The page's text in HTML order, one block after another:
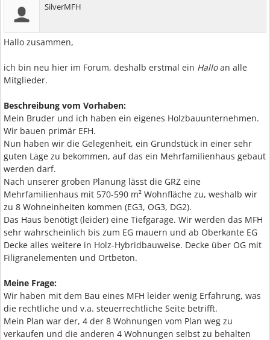
SilverMFH
Hallo zusammen,
ich bin neu hier im Forum, deshalb erstmal ein Halloan alle
Mitglieder.
Beschreibung vom Vorhaben:
Mein Bruder und ich haben ein eigenes Holzbauunternehmen.
Wir bauen primär EFH.
Nun haben wir die Gelegenheit, ein Grundstück in einer sehr
guten Lage zu bekommen, auf das ein Mehrfamilienhaus gebaut
werden darf.
Nach unserer groben Planung lässt die GRZ eine
Mehrfamilienhaus mit 570-590 m² Wohnfläche zu, weshalb wir
zu 8 Wohneinheiten kommen (EG3, OG3, DG2).
Das Haus benötigt (leider) eine Tiefgarage. Wir werden das MFH
sehr wahrscheinlich bis zum EG mauern und ab Oberkante EG
Decke alles weitere in Holz-Hybridbauweise. Decke über OG mit
Filigranelementen und Ortbeton.
Meine Frage:
Wir haben mit dem Bau eines MFH leider wenig Erfahrung, was
die rechtliche und v.a. steuerrechtliche Seite betrifft.
Mein Plan war der, 4 der 8 Wohnungen vom Plan weg zu
verkaufen und die anderen 4 Wohnungen selbst zu behalten